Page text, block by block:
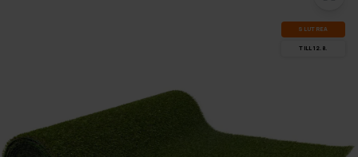
SLUT­REA
TILL 12.8.